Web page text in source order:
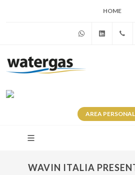
HOME
WhatsAppLinkedin
AREA
WAVIN ITALIA